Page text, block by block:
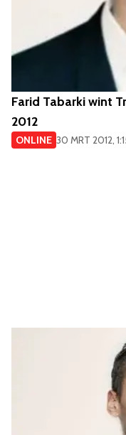
Farid Tabarki wint
2012
ONLINE 30 MRT 2012,